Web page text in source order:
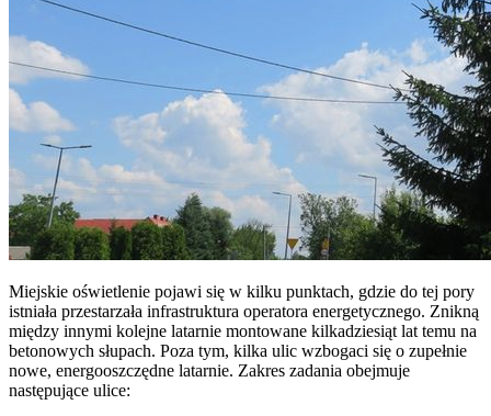
Miejskie oświetlenie pojawi się w kilku punktach, gdzie do tej pory
istniała przestarzała infrastruktura operatora energetycznego. Znikną
między innymi kolejne latarnie montowane kilkadziesiąt lat temu na
betonowych słupach. Poza tym, kilka ulic wzbogaci się o zupełnie
nowe, energooszczędne latarnie. Zakres zadania obejmuje
następujące ulice: